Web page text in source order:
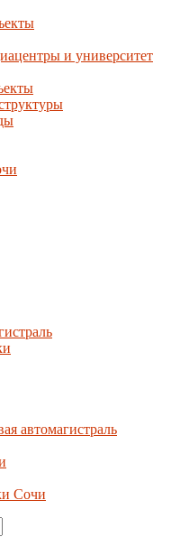
и университет
автомагистраль
Сочи